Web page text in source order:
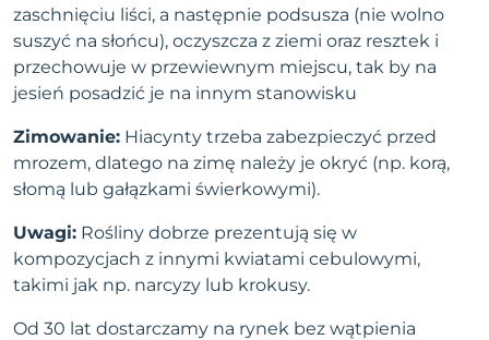
zaschnięciu liści, a następnie podsusza (nie wolno
suszyć na słońcu), oczyszcza z ziemi oraz resztek i
przechowuje w przewiewnym miejscu, tak by na
jesień posadzić je na innym stanowisku
Zimowanie: Hiacynty trzeba zabezpieczyć przed
mrozem, dlatego na zimę należy je okryć (np. korą,
słomą lub gałązkami świerkowymi).
Uwagi: Rośliny dobrze prezentują się w
kompozycjach z innymi kwiatami cebulowymi,
takimi jak np. narcyzy lub krokusy.
Od 30 lat dostarczamy na rynek bez wątpienia